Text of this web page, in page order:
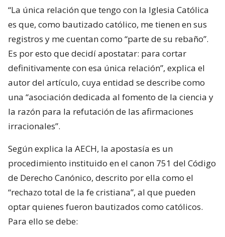
“La única relación que tengo con la Iglesia Católica
es que, como bautizado católico, me tienen en sus
registros y me cuentan como “parte de su rebaño”.
Es por esto que decidí apostatar: para cortar
definitivamente con esa única relación”, explica el
autor del artículo, cuya entidad se describe como
una “asociación dedicada al fomento de la ciencia y
la razón para la refutación de las afirmaciones
irracionales”.
Según explica la AECH, la apostasía es un
procedimiento instituido en el canon 751 del Código
de Derecho Canónico, descrito por ella como el
“rechazo total de la fe cristiana”, al que pueden
optar quienes fueron bautizados como católicos.
Para ello se debe: